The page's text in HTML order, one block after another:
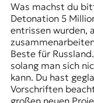
Was machst du
Detonation 5
entrissen wurden,
Beste für
solang man sich
kann. Du hast
Vorschriften